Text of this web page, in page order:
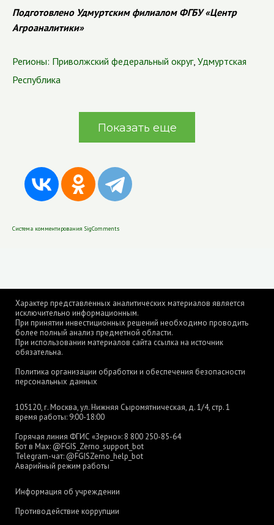
Подготовлено Удмуртским филиалом ФГБУ «Центр
Агроаналитики»
Регионы: Приволжский федеральный округ, Удмуртская
Республика
Показать еще
Система комментирования SigComments
Характер представленных аналитических материалов является
исключительно информационным.
При принятии инвестиционных решений необходимо проводить
более полный анализ предметной области.
При использовании материалов сайта ссылка на источник
обязательна.
Политика организации обработки и обеспечения безопасности
персональных данных
105120, г. Москва, ул. Нижняя Сыромятническая, д. 1/4, стр. 1
время работы: 9:00-18:00
Горячая линия ФГИС «Зерно»: 8 800 250-85-64
Бот в Max: @FGIS_Zerno_support_bot
Telegram-чат: @FGISZerno_help_bot
Аварийный режим работы
Информация об учреждении
Противодействие коррупции